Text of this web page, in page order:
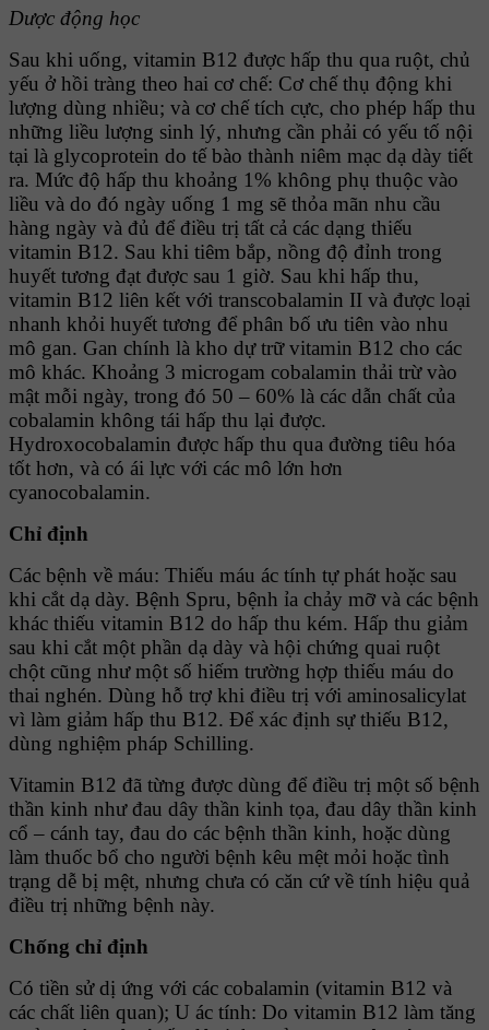
Dược động học
Sau khi uống, vitamin B12 được hấp thu qua ruột, chủ
yếu ở hồi tràng theo hai cơ chế: Cơ chế thụ động khi
lượng dùng nhiều; và cơ chế tích cực, cho phép hấp thu
những liều lượng sinh lý, nhưng cần phải có yếu tố nội
tại là glycoprotein do tế bào thành niêm mạc dạ dày tiết
ra. Mức độ hấp thu khoảng 1% không phụ thuộc vào
liều và do đó ngày uống 1 mg sẽ thỏa mãn nhu cầu
hàng ngày và đủ để điều trị tất cả các dạng thiếu
vitamin B12. Sau khi tiêm bắp, nồng độ đỉnh trong
huyết tương đạt được sau 1 giờ. Sau khi hấp thu,
vitamin B12 liên kết với transcobalamin II và được loại
nhanh khỏi huyết tương để phân bố ưu tiên vào nhu
mô gan. Gan chính là kho dự trữ vitamin B12 cho các
mô khác. Khoảng 3 microgam cobalamin thải trừ vào
mật mỗi ngày, trong đó 50 – 60% là các dẫn chất của
cobalamin không tái hấp thu lại được.
Hydroxocobalamin được hấp thu qua đường tiêu hóa
tốt hơn, và có ái lực với các mô lớn hơn
cyanocobalamin.
Chỉ định
Các bệnh về máu: Thiếu máu ác tính tự phát hoặc sau
khi cắt dạ dày. Bệnh Spru, bệnh ỉa chảy mỡ và các bệnh
khác thiếu vitamin B12 do hấp thu kém. Hấp thu giảm
sau khi cắt một phần dạ dày và hội chứng quai ruột
chột cũng như một số hiếm trường hợp thiếu máu do
thai nghén. Dùng hỗ trợ khi điều trị với aminosalicylat
vì làm giảm hấp thu B12. Ðể xác định sự thiếu B12,
dùng nghiệm pháp Schilling.
Vitamin B12 đã từng được dùng để điều trị một số bệnh
thần kinh như đau dây thần kinh tọa, đau dây thần kinh
cổ – cánh tay, đau do các bệnh thần kinh, hoặc dùng
làm thuốc bổ cho người bệnh kêu mệt mỏi hoặc tình
trạng dễ bị mệt, nhưng chưa có căn cứ về tính hiệu quả
điều trị những bệnh này.
Chống chỉ định
Có tiền sử dị ứng với các cobalamin (vitamin B12 và
các chất liên quan); U ác tính: Do vitamin B12 làm tăng